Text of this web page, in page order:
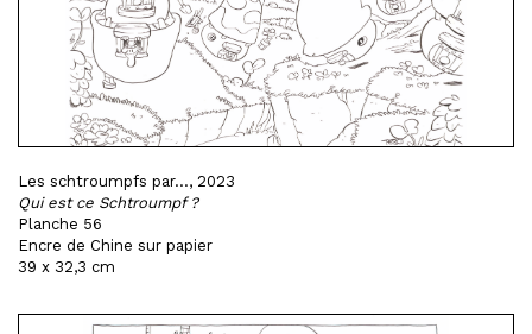
Les schtroumpfs par..., 2023
Qui est ce Schtroumpf ?
Planche 56
Encre de Chine sur papier
39 x 32,3 cm